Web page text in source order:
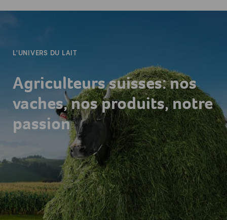
L'UNIVERS DU LAIT
Agriculteurs suisses: nos
vaches, nos produits, notre
passion